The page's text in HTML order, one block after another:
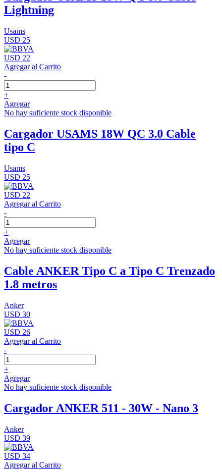
Lightning
Usams
USD 25
USD 22
Agregar al Carrito
-
+
Agregar
No hay suficiente stock disponible
Cargador USAMS 18W QC 3.0 Cable
tipo C
Usams
USD 25
USD 22
Agregar al Carrito
-
+
Agregar
No hay suficiente stock disponible
Cable ANKER Tipo C a Tipo C Trenzado
1.8 metros
Anker
USD 30
USD 26
Agregar al Carrito
-
+
Agregar
No hay suficiente stock disponible
Cargador ANKER 511 - 30W - Nano 3
Anker
USD 39
USD 34
Agregar al Carrito